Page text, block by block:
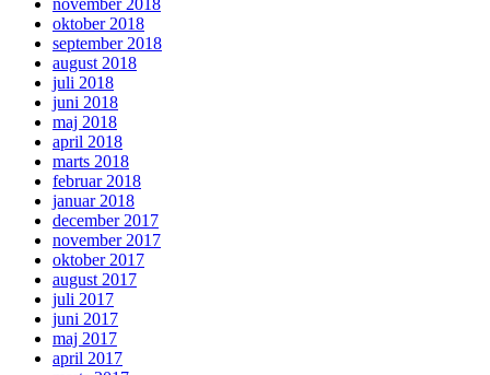
november 2018
oktober 2018
september 2018
august 2018
juli 2018
juni 2018
maj 2018
april 2018
marts 2018
februar 2018
januar 2018
december 2017
november 2017
oktober 2017
august 2017
juli 2017
juni 2017
maj 2017
april 2017